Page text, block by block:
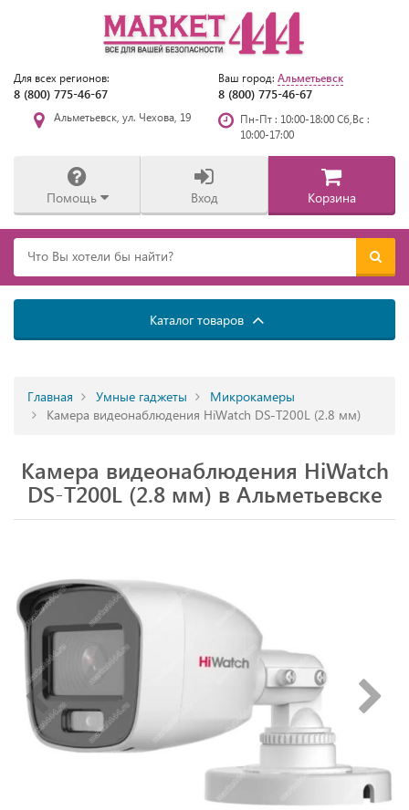
Для всех регионов:
8 (800) 775-46-67
Ваш город: Альметьевск
8 (800) 775-46-67
Альметьевск, ул. Чехова, 19
Пн-Пт : 10:00-18:00 Сб,Вс :
10:00-17:00
Помощь Вход Корзина
Каталог товаров
Главная Умные гаджеты
Микрокамеры
Камера видеонаблюдения HiWatch DS-T200L (2.8 мм)
Камера видеонаблюдения HiWatch
DS-T200L (2.8 мм) в Альметьевске